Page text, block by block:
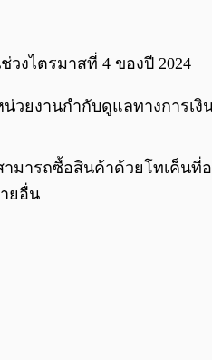
วงไตรมาสที่ 4 ของปี 2024
านกำกับดูแลทางการเงิน
มารถซื้อสินค้าด้วยโทเค็น
ยอื่น